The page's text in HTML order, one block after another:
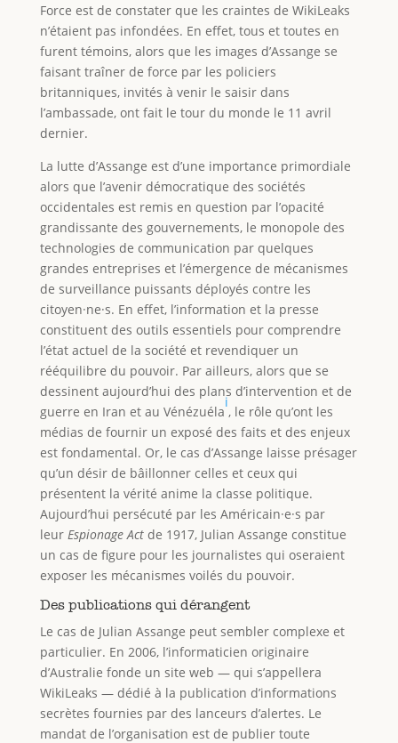
Force est de constater que les craintes de WikiLeaks
n’étaient pas infondées. En effet, tous et toutes en
furent témoins, alors que les images d’Assange se
faisant traîner de force par les policiers
britanniques, invités à venir le saisir dans
l’ambassade, ont fait le tour du monde le 11 avril
dernier.
La lutte d’Assange est d’une importance primordiale
alors que l’avenir démocratique des sociétés
occidentales est remis en question par l’opacité
grandissante des gouvernements, le monopole des
technologies de communication par quelques
grandes entreprises et l’émergence de mécanismes
de surveillance puissants déployés contre les
citoyen·ne·s. En effet, l’information et la presse
constituent des outils essentiels pour comprendre
l’état actuel de la société et revendiquer un
rééquilibre du pouvoir. Par ailleurs, alors que se
dessinent aujourd’hui des plans d’intervention et de
guerre en Iran et au Vénézuéla
i
, le rôle qu’ont les
médias de fournir un exposé des faits et des enjeux
est fondamental. Or, le cas d’Assange laisse présager
qu’un désir de bâillonner celles et ceux qui
présentent la vérité anime la classe politique.
Aujourd’hui persécuté par les Américain·e·s par
leur Espionage Actde 1917, Julian Assange constitue
un cas de figure pour les journalistes qui oseraient
exposer les mécanismes voilés du pouvoir.
Des publications qui dérangent
Le cas de Julian Assange peut sembler complexe et
particulier. En 2006, l’informaticien originaire
d’Australie fonde un site web — qui s’appellera
WikiLeaks — dédié à la publication d’informations
secrètes fournies par des lanceurs d’alertes. Le
mandat de l’organisation est de publier toute